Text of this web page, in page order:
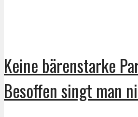
Keine bärenstarke
Besoffen singt man